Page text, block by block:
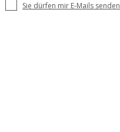
Sie dürfen mir E-Mails senden